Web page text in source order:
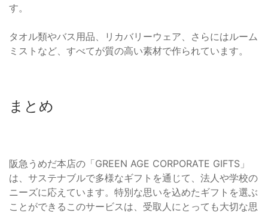
す。
タオル類やバス用品、リカバリーウェア、さらにはルーム
ミストなど、すべてが質の高い素材で作られています。
まとめ
阪急うめだ本店の「GREEN AGE CORPORATE GIFTS」
は、サステナブルで多様なギフトを通じて、法人や学校の
ニーズに応えています。特別な思いを込めたギフトを選ぶ
ことができるこのサービスは、受取人にとっても大切な思